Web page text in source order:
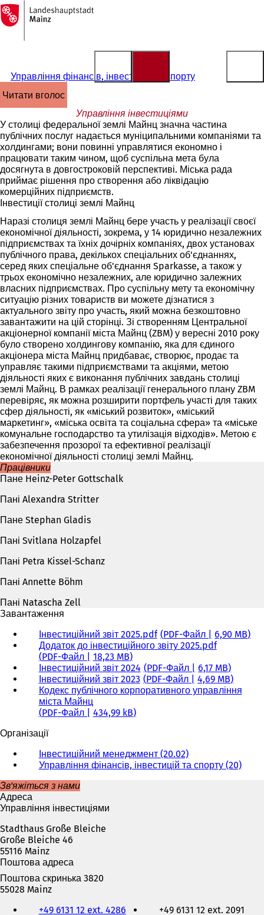
Перейти до змісту
На
головну
сторінку
Управління фінансів, інвестицій та спорту
читати вголос
Управління інвестиціями
У столиці федеральної землі Майнц значна частина
публічних послуг надається муніципальними компаніями та
холдингами; вони повинні управлятися економно і
працювати таким чином, щоб суспільна мета була
досягнута в довгостроковій перспективі. Міська рада
приймає рішення про створення або ліквідацію
комерційних підприємств.
Інвестиції столиці землі Майнц
Наразі столиця землі Майнц бере участь у реалізації своєї
економічної діяльності, зокрема, у 14 юридично незалежних
підприємствах та їхніх дочірніх компаніях, двох установах
публічного права, декількох спеціальних об'єднаннях,
серед яких спеціальне об'єднання Sparkasse, а також у
трьох економічно незалежних, але юридично залежних
власних підприємствах. Про суспільну мету та економічну
ситуацію різних товариств ви можете дізнатися з
актуального звіту про участь, який можна безкоштовно
завантажити на цій сторінці. Зі створенням Центральної
акціонерної компанії міста Майнц (ZBM) у вересні 2010 року
було створено холдингову компанію, яка для єдиного
акціонера міста Майнц придбаває, створює, продає та
управляє такими підприємствами та акціями, метою
діяльності яких є виконання публічних завдань столиці
землі Майнц. В рамках реалізації генерального плану ZBM
перевіряє, як можна розширити портфель участі для таких
сфер діяльності, як «міський розвиток», «міський
маркетинг», «міська освіта та соціальна сфера» та «міське
комунальне господарство та утилізація відходів». Метою є
забезпечення прозорої та ефективної реалізації
економічної діяльності столиці землі Майнц.
Працівники
Пане Heinz-Peter Gottschalk
Пані Alexandra Stritter
Пане Stephan Gladis
Пані Svitlana Holzapfel
Пані Petra Kissel-Schanz
Пані Annette Böhm
Пані Natascha Zell
Завантаження
Інвестиційний звіт 2025.pdf PDF-Файл
6,90 MB
Додаток до інвестиційного звіту 2025.pdf
PDF-Файл
18,23 MB
Інвестиційний звіт 2024 PDF-Файл
6,17 MB
Інвестиційний звіт 2023 PDF-Файл
4,69 MB
Кодекс публічного корпоративного управління
міста Майнц
PDF-Файл
434,99 kB
Організації
Інвестиційний менеджмент (20.02)
Управління фінансів, інвестицій та спорту (20)
Зв'яжіться з нами
Адреса
Управління інвестиціями
Stadthaus Große Bleiche
Große Bleiche 46
55116 Mainz
Поштова адреса
Поштова скринька 3820
55028 Mainz
факс
+49 6131 12 ext. 4286
+49 6131 12 ext. 2091